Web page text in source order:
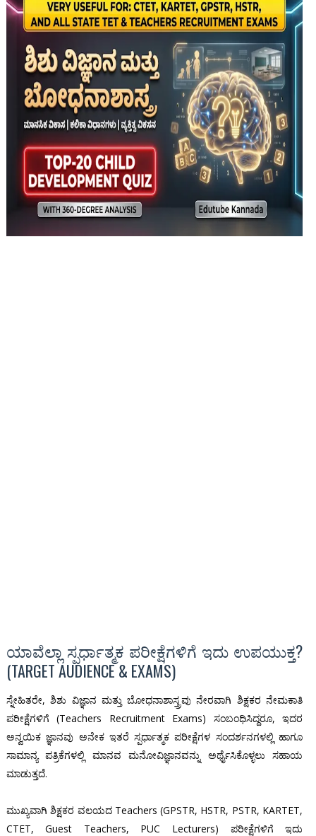
ಯಾವೆಲ್ಲಾ ಸ್ಪರ್ಧಾತ್ಮಕ ಪರೀಕ್ಷೆಗಳಿಗೆ ಇದು ಉಪಯುಕ್ತ?
(TARGET AUDIENCE & EXAMS)
ಸ್ನೇಹಿತರೇ, ಶಿಶು ವಿಜ್ಞಾನ ಮತ್ತು ಬೋಧನಾಶಾಸ್ತ್ರವು ನೇರವಾಗಿ ಶಿಕ್ಷಕರ ನೇಮಕಾತಿ
ಪರೀಕ್ಷೆಗಳಿಗೆ (Teachers Recruitment Exams) ಸಂಬಂಧಿಸಿದ್ದರೂ, ಇದರ
ಅನ್ವಯಿಕ ಜ್ಞಾನವು ಅನೇಕ ಇತರೆ ಸ್ಪರ್ಧಾತ್ಮಕ ಪರೀಕ್ಷೆಗಳ ಸಂದರ್ಶನಗಳಲ್ಲಿ ಹಾಗೂ
ಸಾಮಾನ್ಯ ಪತ್ರಿಕೆಗಳಲ್ಲಿ ಮಾನವ ಮನೋವಿಜ್ಞಾನವನ್ನು ಅರ್ಥೈಸಿಕೊಳ್ಳಲು ಸಹಾಯ
ಮಾಡುತ್ತದೆ.
ಮುಖ್ಯವಾಗಿ ಶಿಕ್ಷಕರ ವಲಯದ Teachers (GPSTR, HSTR, PSTR, KARTET,
CTET, Guest Teachers, PUC Lecturers) ಪರೀಕ್ಷೆಗಳಿಗೆ ಇದು